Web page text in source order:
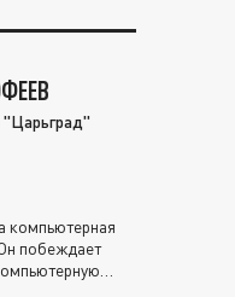
"Царьград"
компьютерная
побеждает